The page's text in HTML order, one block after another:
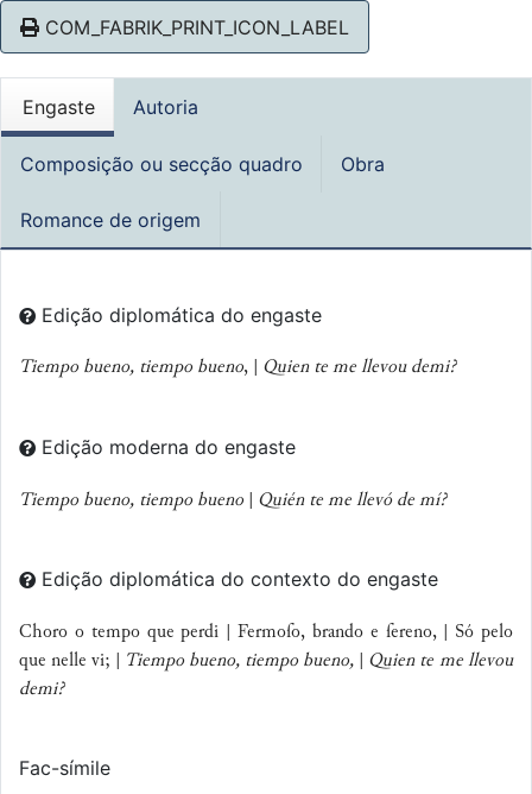
COM_FABRIK_PRINT_ICON_LABEL
Engaste Autoria
Composição ou secção quadro Obra
Romance de origem
Edição diplomática do engaste
Tiempo bueno, tiempo bueno, | Quien te me llevou demi?
Edição moderna do engaste
Tiempo bueno, tiempo bueno Quién te me llevó de mí?
Edição diplomática do contexto do engaste
Choro o tempo que perdi | Fermoſo, brando e ſereno, | Só pelo
que nelle vi; |
Tiempo bueno, tiempo bueno,
Quien te me llevou
demi?
Fac-símile